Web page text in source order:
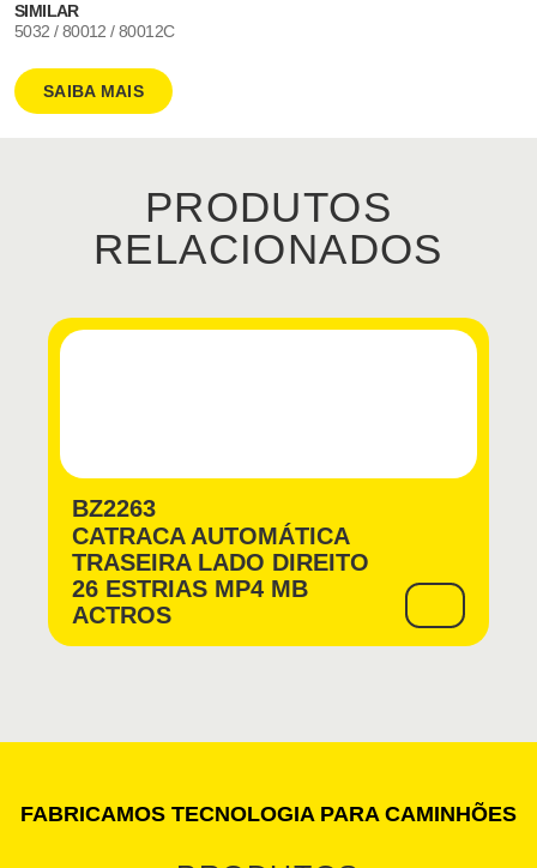
SIMILAR
5032 / 80012 / 80012C
SAIBA MAIS
PRODUTOS
RELACIONADOS
BZ2263
CATRACA AUTOMÁTICA
TRASEIRA LADO DIREITO
26 ESTRIAS MP4 MB
ACTROS
FABRICAMOS TECNOLOGIA PARA CAMINHÕES